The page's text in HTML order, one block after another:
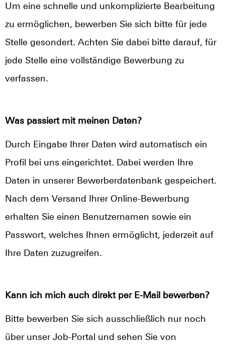
Um eine schnelle und unkomplizierte Bearbeitung
zu ermöglichen, bewerben Sie sich bitte für jede
Stelle gesondert. Achten Sie dabei bitte darauf, für
jede Stelle eine vollständige Bewerbung zu
verfassen.
Was passiert mit meinen Daten?
Durch Eingabe Ihrer Daten wird automatisch ein
Profil bei uns eingerichtet. Dabei werden Ihre
Daten in unserer Bewerberdatenbank gespeichert.
Nach dem Versand Ihrer Online-Bewerbung
erhalten Sie einen Benutzernamen sowie ein
Passwort, welches Ihnen ermöglicht, jederzeit auf
Ihre Daten zuzugreifen.
Kann ich mich auch direkt per E-Mail bewerben?
Bitte bewerben Sie sich ausschließlich nur noch
über unser Job-Portal und sehen Sie von